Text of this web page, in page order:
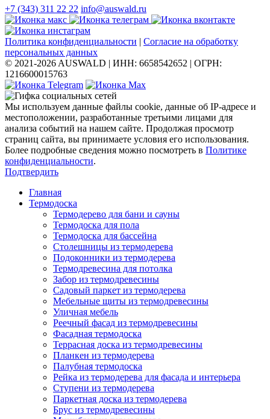
+7 (343) 311 22 22 info@auswald.ru
Политика конфиденциальности | Согласие на обработку
персональных данных
© 2021-2026 AUSWALD | ИНН: 6658542652 | ОГРН:
1216600015763
Мы используем данные файлы cookie, данные об IP-адресе и
местоположении, разработанные третьими лицами для
анализа событий на нашем сайте. Продолжая просмотр
страниц сайта, вы принимаете условия его использования.
Более подробные сведения можно посмотреть в Политике
конфиденциальности.
Подтвердить
Главная
Термодоска
Термодерево для бани и сауны
Термодоска для пола
Термодоска для бассейна
Столешницы из термодерева
Подоконники из термодерева
Термодревесина для потолка
Забор из термодревесины
Садовый паркет из термодерева
Мебельные щиты из термодревесины
Уличная мебель
Реечный фасад из термодревесины
Фасадная термодоска
Террасная доска из термодревесины
Планкен из термодерева
Палубная термодоска
Рейка из термодерева для фасада и интерьера
Ступени из термодерева
Паркетная доска из термодерева
Брус из термодревесины